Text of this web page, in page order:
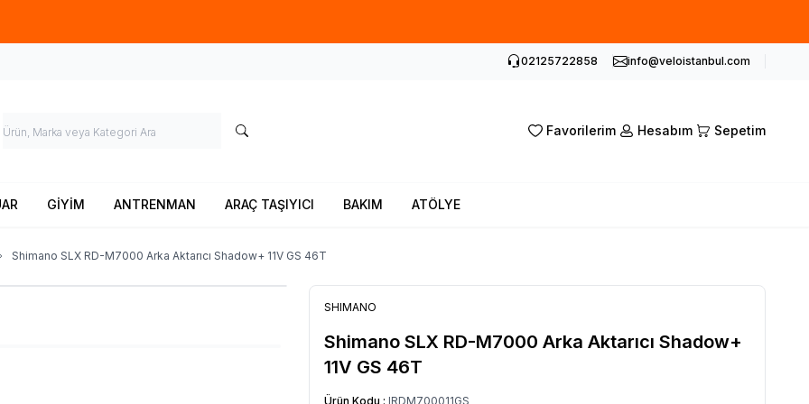
02125722858 info@veloistanbul.com
Favorilerim Hesabım Sepetim
GİYİM ANTRENMAN ARAÇ TAŞIYICI BAKIM ATÖLYE
Shimano SLX RD-M7000 Arka Aktarıcı Shadow+ 11V GS 46T
SHIMANO
Shimano SLX RD-M7000 Arka Aktarıcı Shadow+
11V GS 46T
Ürün Kodu : IRDM700011GS